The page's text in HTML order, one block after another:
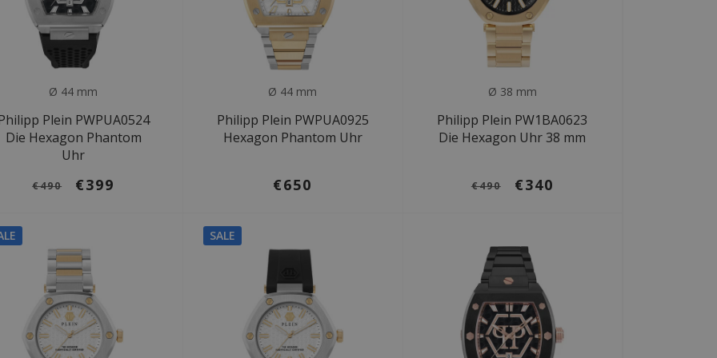
Ø 44 mm
Plein PWPUA0524
Die Hexagon Phantom
Uhr
€490 €399
Ø 44 mm
Philipp Plein PWPUA0925
Hexagon Phantom Uhr
€650
Ø 38 mm
Philipp Plein PW1BA0623
Die Hexagon Uhr 38 mm
€490 €340
SALE